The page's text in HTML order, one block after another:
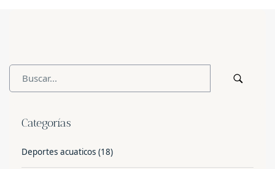
Categorías
Deportes acuaticos (18)